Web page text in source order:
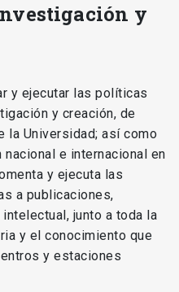
y
y ejecutar las políticas
y creación, de
la Universidad; así como
e internacional en
y ejecuta las
a publicaciones,
junto a toda la
y el conocimiento que
y estaciones